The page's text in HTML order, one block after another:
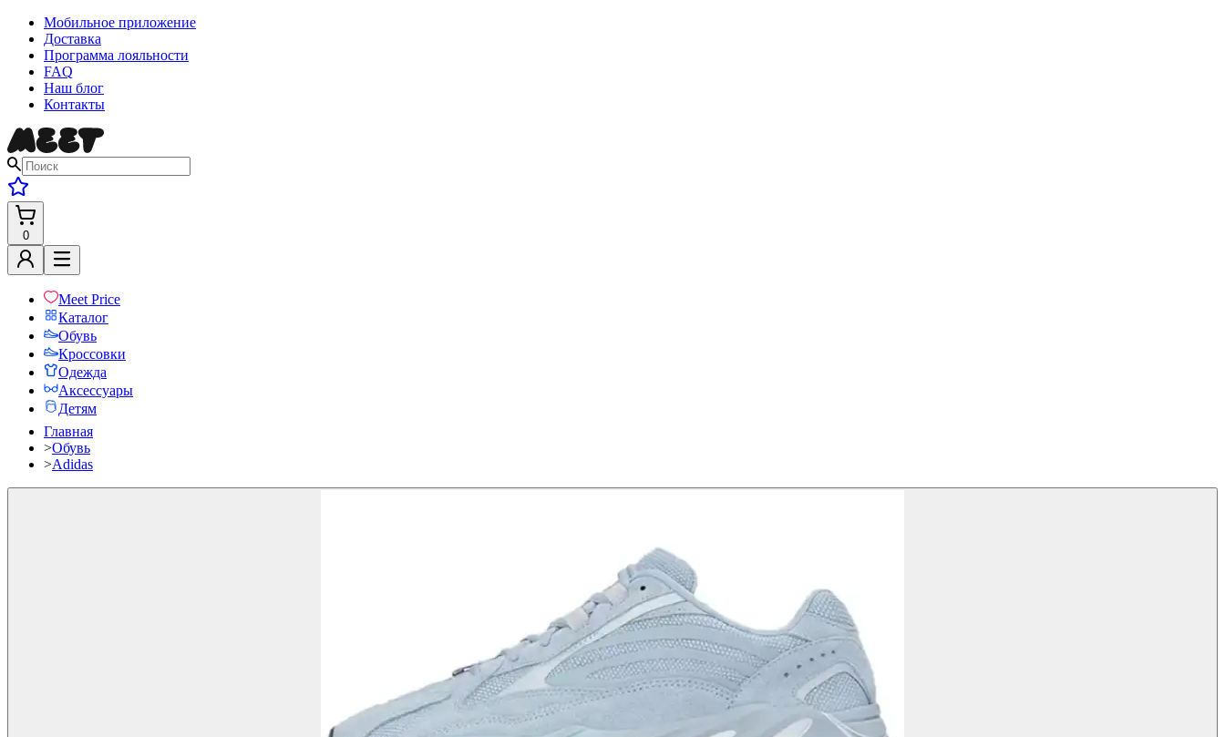
Мобильное приложение
Доставка
Программа лояльности
FAQ
Наш блог
Контакты
0
Meet Price
Каталог
Обувь
Кроссовки
Одежда
Аксессуары
Детям
Главная
>Обувь
>Adidas